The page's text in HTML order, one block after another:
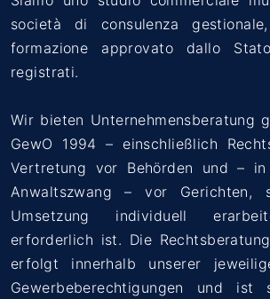
società di consulenza
formazione approvato dallo
registrati.
Wir bieten Unternehmensberatung
GewO 1994 – einschließlich
Vertretung vor Behörden und – in
Anwaltszwang – vor Gerichten,
Umsetzung individuell
erforderlich ist. Die
erfolgt innerhalb unserer
Gewerbeberechtigungen und